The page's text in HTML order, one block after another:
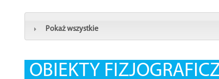
Pokaż wszystkie
OBIEKTY